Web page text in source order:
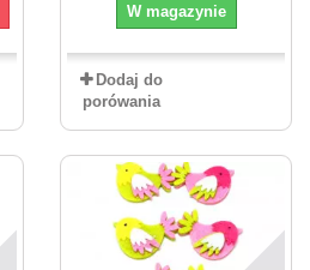
W magazynie
Dodaj do
porówania